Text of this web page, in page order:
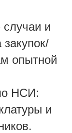
случаи и
опытной
НСИ:
и